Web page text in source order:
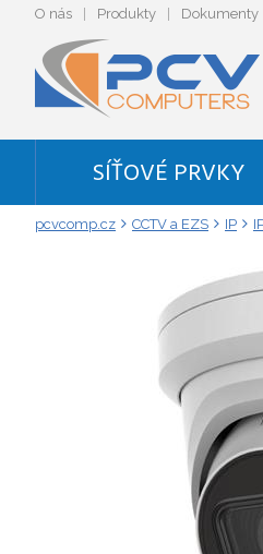
O nás Produkty Dokumenty
SÍŤOVÉ PRVKY
pcvcomp.cz CCTV a EZS IP